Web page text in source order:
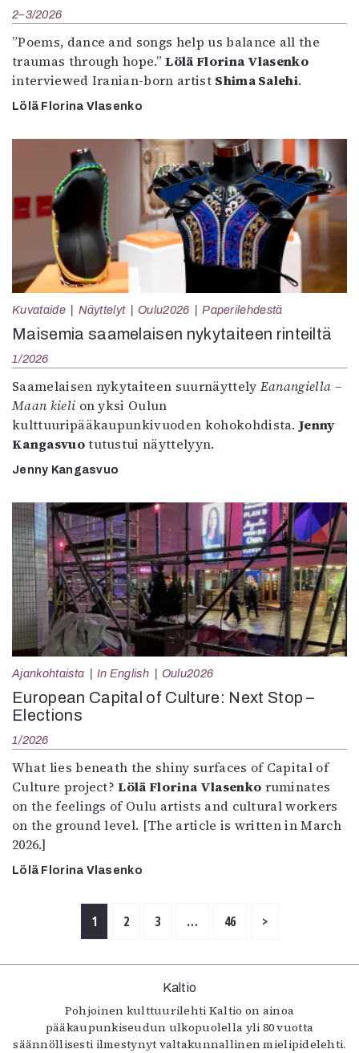
2–3/2026
”Poems, dance and songs help us balance all the
traumas through hope.”Lölä Florina Vlasenko
interviewed Iranian-born artist Shima Salehi.
Lölä Florina Vlasenko
Kuvataide Näyttelyt Oulu2026 Paperilehdestä
Maisemia saamelaisen nykytaiteen rinteiltä
1/2026
Saamelaisen nykytaiteen suurnäyttely Eanangiella –
Maan kieli on yksi Oulun
kulttuuripääkaupunkivuoden kohokohdista.Jenny
Kangasvuotutustui näyttelyyn.
Jenny Kangasvuo
Ajankohtaista In English Oulu2026
European Capital of Culture: Next Stop –
Elections
1/2026
What lies beneath the shiny surfaces of Capital of
Culture project?Lölä Florina Vlasenko ruminates
on the feelings of Oulu artists and cultural workers
on the ground level. [The article is written in March
2026.]
Lölä Florina Vlasenko
1 2 3 … 46 >
Kaltio
Pohjoinen kulttuurilehti Kaltio on ainoa
pääkaupunkiseudun ulkopuolella yli 80 vuotta
säännöllisesti ilmestynyt valtakunnallinen mielipidelehti.